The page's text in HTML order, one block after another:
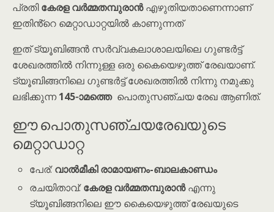
പ്രതികേരള വർമ്മതമ്പുരാൻഎഴുതിയതാണെന്നാണ്
ഇതിൻ്റെ മെറ്റാഡാറ്റയിൽ കാണുന്നത്
ഇത് ട്യൂബിങ്ങൻ സർവ്വകലാശാലയിലെ ഗുണ്ടർട്ട്
ശേഖരത്തിൽ നിന്നുള്ള ഒരു കൈയെഴുത്ത് രേഖയാണ്.
ട്യൂബിങ്ങനിലെ ഗുണ്ടർട്ട് ശേഖരത്തിൽ നിന്നു നമുക്കു
ലഭിക്കുന്ന145-ാമത്തെപൊതുസഞ്ചയ രേഖ ആണിത്.
ഈ പൊതുസഞ്ചയരേഖയുടെ
മെറ്റാഡാറ്റ
പേര്:വാൽമീകി രാമായണം-ബാലകാണ്ഡം
രചയിതാവ്:കേരള വർമ്മതമ്പുരാൻഎന്നു
ട്യൂബിങ്ങനിലെ ഈ കൈയെഴുത്ത് രേഖയുടെ